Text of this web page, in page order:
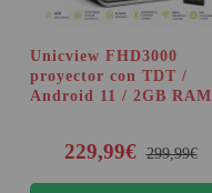
Unicview FHD3000
proyector con TDT /
Android 11 / 2GB RAM
229,99€ 299,99€